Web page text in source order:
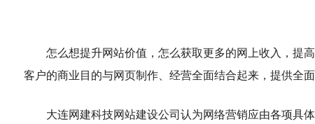
怎么想提升网站价值，怎么获取更多的网上收入，提
客户的商业目的与网页制作、经营全面结合起来，提供全面
大连网建科技网站建设公司认为网络营销应由各项具